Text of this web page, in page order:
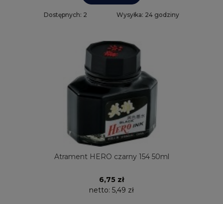
Dostępnych: 2 Wysyłka: 24 godziny
Atrament HERO czarny 154 50ml
6,75 zł
netto: 5,49 zł